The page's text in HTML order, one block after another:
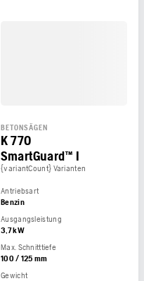
BETONSÄGEN
K 770
SmartGuard™ I
{variantCount} Varianten
Antriebsart
Benzin
Ausgangsleistung
3,7 kW
Max. Schnitttiefe
100 / 125 mm
Gewicht